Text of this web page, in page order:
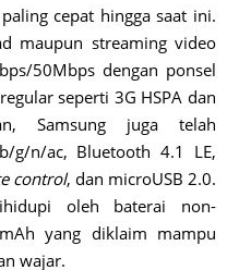
cepat hingga saat ini.
maupun streaming video
50Mbps dengan ponsel
seperti 3G HSPA dan
Samsung juga telah
g/n/ac, Bluetooth 4.1 LE,
control, dan microUSB 2.0.
oleh baterai non-
yang diklaim mampu
wajar.